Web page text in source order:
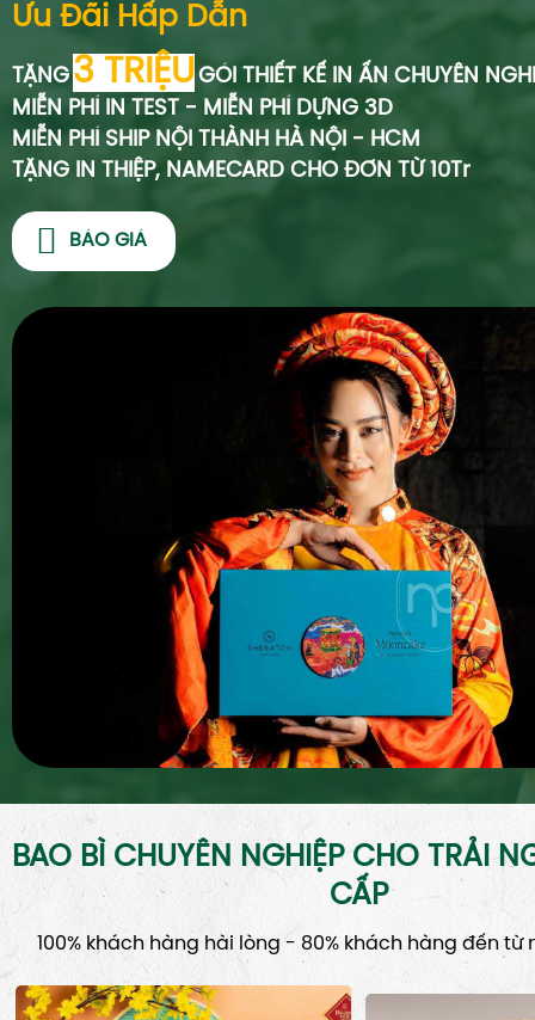
Ưu Đãi Hấp Dẫn
TẶNG 3 TRIỆUGÓI THIẾT KẾ IN ẤN CHUYÊN
MIỄN PHÍ IN TEST - MIỄN PHÍ DỰNG 3D
MIỄN PHÍ SHIP NỘI THÀNH HÀ NỘI - HCM
TẶNG IN THIỆP, NAMECARD CHO ĐƠN TỪ 10Tr
BÁO GIÁ
BAO BÌ CHUYÊN NGHIỆP CHO TRẢI
CẤP
100% khách hàng hài lòng - 80% khách hàng đến từ